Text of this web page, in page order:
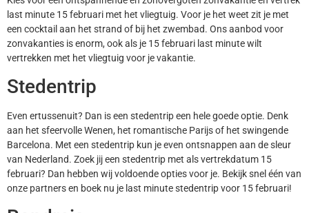
last minute 15 februari met het vliegtuig. Voor je het weet zit je met
een cocktail aan het strand of bij het zwembad. Ons aanbod voor
zonvakanties is enorm, ook als je 15 februari last minute wilt
vertrekken met het vliegtuig voor je vakantie.
Stedentrip
Even ertussenuit? Dan is een stedentrip een hele goede optie. Denk
aan het sfeervolle Wenen, het romantische Parijs of het swingende
Barcelona. Met een stedentrip kun je even ontsnappen aan de sleur
van Nederland. Zoek jij een stedentrip met als vertrekdatum 15
februari? Dan hebben wij voldoende opties voor je. Bekijk snel één van
onze partners en boek nu je last minute stedentrip voor 15 februari!